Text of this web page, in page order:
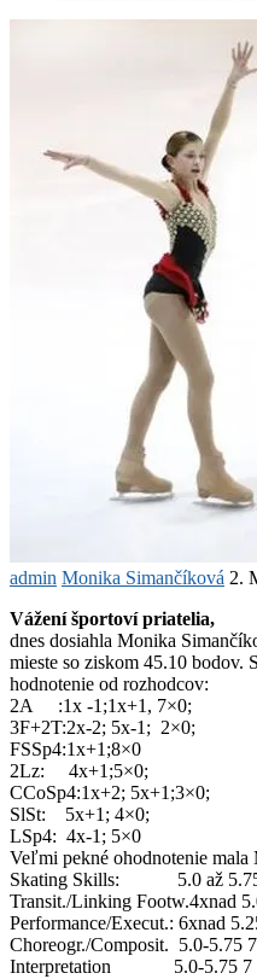
admin Monika Simančíková 2.
Vážení športoví priatelia,
dnes dosiahla Monika
mieste so ziskom 45.10 bodov.
hodnotenie od rozhodcov:
2A :1x -1;1x+1, 7×0;
3F+2T:2x-2; 5x-1; 2×0;
FSSp4:1x+1;8×0
2Lz: 4x+1;5×0;
CCoSp4:1x+2; 5x+1;3×0;
SlSt: 5x+1; 4×0;
LSp4: 4x-1; 5×0
Veľmi pekné ohodnotenie
Skating Skills: 5.0 až
Transit./Linking Footw.4xnad
Performance/Execut.: 6xnad
Choreogr./Composit. 5.0-5.75
Interpretation 5.0-5.75 7